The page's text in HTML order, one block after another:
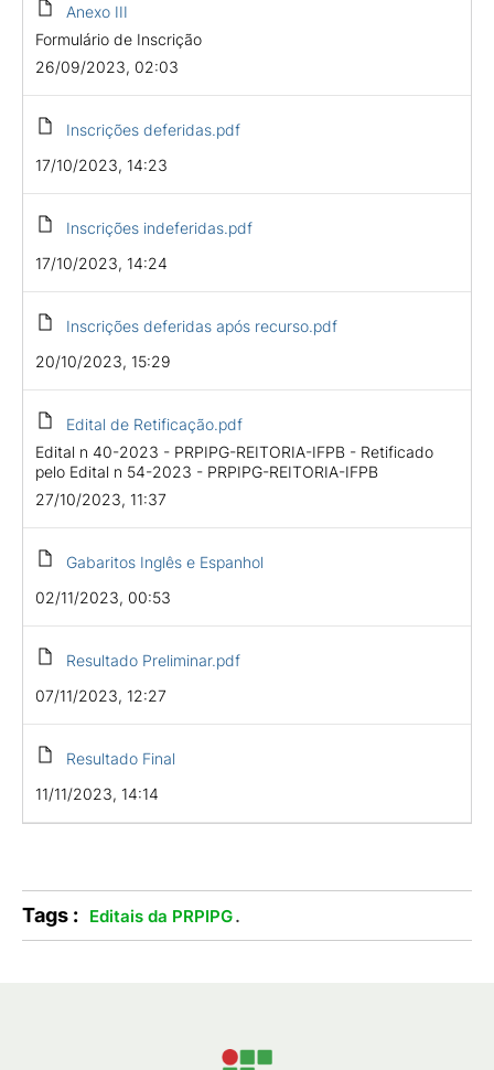
Anexo III
Formulário de Inscrição
26/09/2023, 02:03
Inscrições deferidas.pdf
17/10/2023, 14:23
Inscrições indeferidas.pdf
17/10/2023, 14:24
Inscrições deferidas após recurso.pdf
20/10/2023, 15:29
Edital de Retificação.pdf
Edital n 40-2023 - PRPIPG-REITORIA-IFPB - Retificado
pelo Edital n 54-2023 - PRPIPG-REITORIA-IFPB
27/10/2023, 11:37
Gabaritos Inglês e Espanhol
02/11/2023, 00:53
Resultado Preliminar.pdf
07/11/2023, 12:27
Resultado Final
11/11/2023, 14:14
Tags : Editais da PRPIPG.